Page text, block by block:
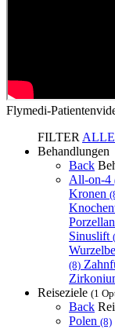
Flymedi-
FILTER
Behandlungen
Back
All-on-4
Kronen
Sinuslift
(8)
Reiseziele (1
Back
Polen (8)